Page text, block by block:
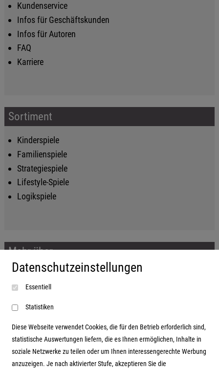
Kundenservice
Infos für Geschäftskunden
Infos für Autoren
FAQ
Karriere
Sortiment
Kinderspiele
Familienspiele
Strategiespiele
Lifestyle-Spiele
Logikspiele
Mehr über...
Impressum
AGB
Datenschutzerklärung
Adresse
Datenschutzeinstellungen
Essentiell
Statistiken
Diese Webseite verwendet Cookies, die für den Betrieb erforderlich sind,
statistische Auswertungen liefern, die es Ihnen ermöglichen, Inhalte in
soziale Netzwerke zu teilen oder um Ihnen interessengerechte Werbung
anzuzeigen. Je nach aktivierter Stufe, akzeptieren Sie die